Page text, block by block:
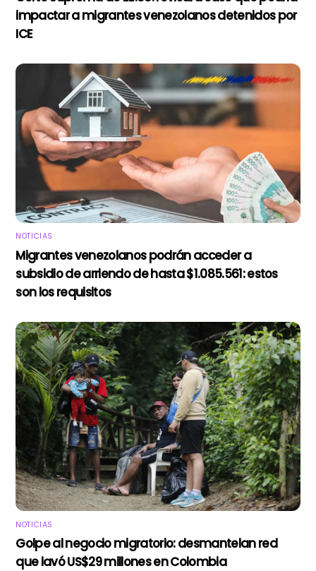
impactar a migrantes venezolanos detenidos por
ICE
NOTICIAS
Migrantes venezolanos podrán acceder a
subsidio de arriendo de hasta $1.085.561: estos
son los requisitos
NOTICIAS
Golpe al negocio migratorio: desmantelan red
que lavó US$29 millones en Colombia